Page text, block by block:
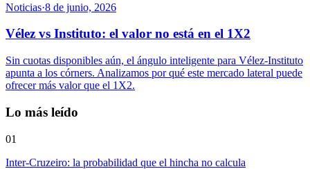
Noticias·8 de junio, 2026
Vélez vs Instituto: el valor no está en el 1X2
Sin cuotas disponibles aún, el ángulo inteligente para Vélez-Instituto
apunta a los córners. Analizamos por qué este mercado lateral puede
ofrecer más valor que el 1X2.
Lo más leído
01
Inter-Cruzeiro: la probabilidad que el hincha no calcula